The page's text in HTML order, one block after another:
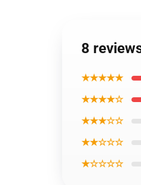
8
★★★★★
★★★★☆
★★★☆☆
★★☆☆☆
★☆☆☆☆